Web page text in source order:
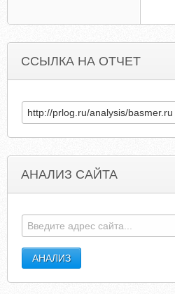
ССЫЛКА НА ОТЧЕТ
АНАЛИЗ САЙТА